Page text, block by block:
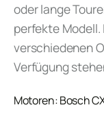
oder lange
perfekte Modell.
verschiedenen
Verfügung
Motoren: Bosch